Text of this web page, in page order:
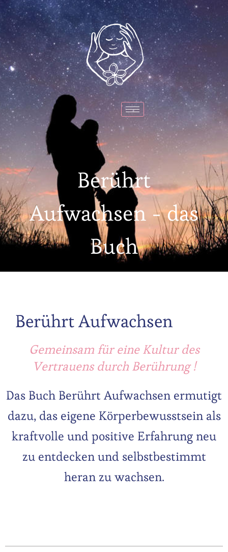
Berührt
Aufwachsen - das
Buch
Berührt Aufwachsen
Gemeinsam für eine Kultur des
Vertrauens durch Berührung !
Das Buch Berührt Aufwachsen ermutigt
dazu, das eigene Körperbewusstsein als
kraftvolle und positive Erfahrung neu
zu entdecken und selbstbestimmt
heran zu wachsen.